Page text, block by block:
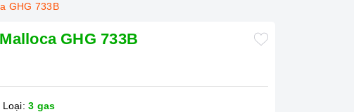
GHG 733B
GHG 733B
Loại: 3 gas